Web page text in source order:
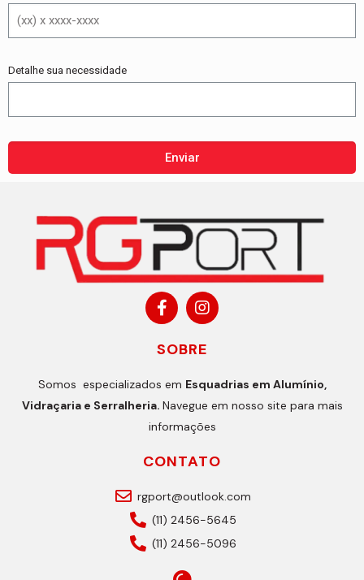
Detalhe sua necessidade
Enviar
SOBRE
Somos especializados em Esquadrias em Alumínio,
Vidraçaria e Serralheria. Navegue em nosso site para mais
informações
CONTATO
rgport@outlook.com
(11) 2456-5645
(11) 2456-5096